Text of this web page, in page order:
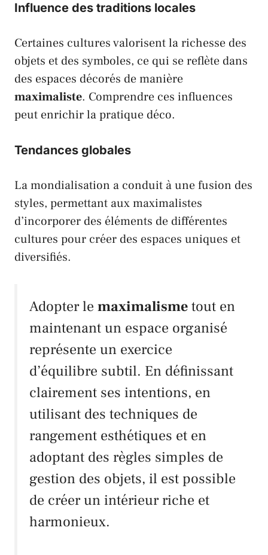
Influence des traditions locales
Certaines cultures valorisent la richesse des
objets et des symboles, ce qui se reflète dans
des espaces décorés de manière
maximaliste. Comprendre ces influences
peut enrichir la pratique déco.
Tendances globales
La mondialisation a conduit à une fusion des
styles, permettant aux maximalistes
d’incorporer des éléments de différentes
cultures pour créer des espaces uniques et
diversifiés.
Adopter le maximalismetout en
maintenant un espace organisé
représente un exercice
d’équilibre subtil. En définissant
clairement ses intentions, en
utilisant des techniques de
rangement esthétiques et en
adoptant des règles simples de
gestion des objets, il est possible
de créer un intérieur riche et
harmonieux.